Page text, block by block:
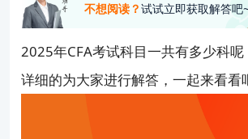
不想阅读？试试立即获取解答吧
2025年CFA考试科目一共有多少科
详细的为大家进行解答，一起来看看